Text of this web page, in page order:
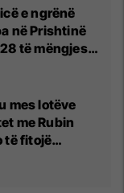
e ngrënë
në Prishtinë
të mëngjesit
serbe
mes lotëve
me Rubin
të fitojë
Moska